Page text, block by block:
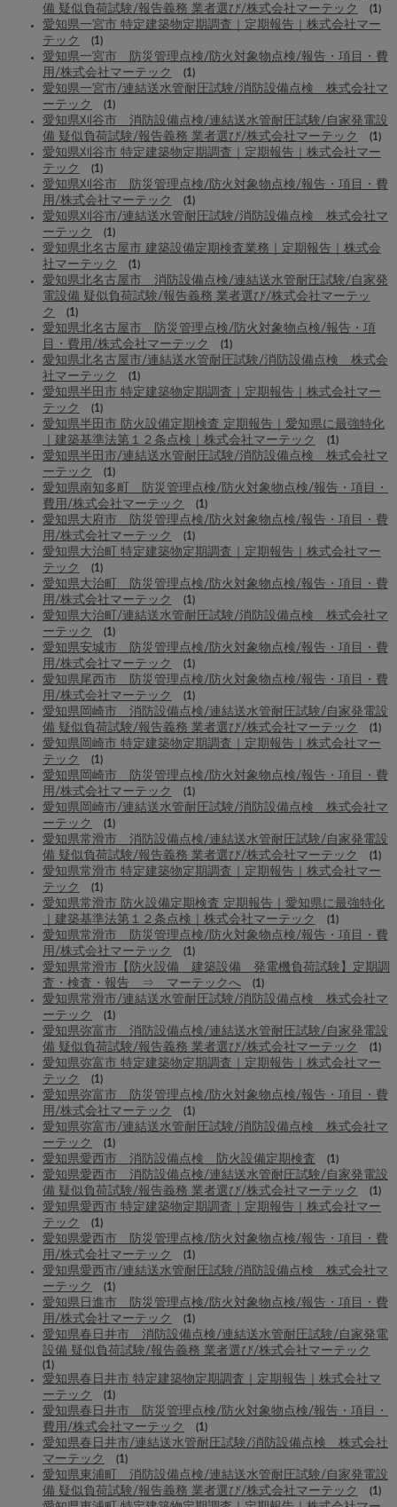
備 疑似負荷試験/報告義務 業者選び/株式会社マーテック
(1)
愛知県一宮市 特定建築物定期調査｜定期報告｜株式会社マー
テック
(1)
愛知県一宮市 防災管理点検/防火対象物点検/報告・項目・費
用/株式会社マーテック
(1)
愛知県一宮市/連結送水管耐圧試験/消防設備点検 株式会社マ
ーテック
(1)
愛知県刈谷市 消防設備点検/連結送水管耐圧試験/自家発電設
備 疑似負荷試験/報告義務 業者選び/株式会社マーテック
(1)
愛知県刈谷市 特定建築物定期調査｜定期報告｜株式会社マー
テック
(1)
愛知県刈谷市 防災管理点検/防火対象物点検/報告・項目・費
用/株式会社マーテック
(1)
愛知県刈谷市/連結送水管耐圧試験/消防設備点検 株式会社マ
ーテック
(1)
愛知県北名古屋市 建築設備定期検査業務｜定期報告｜株式会
社マーテック
(1)
愛知県北名古屋市 消防設備点検/連結送水管耐圧試験/自家発
電設備 疑似負荷試験/報告義務 業者選び/株式会社マーテッ
ク
(1)
愛知県北名古屋市 防災管理点検/防火対象物点検/報告・項
目・費用/株式会社マーテック
(1)
愛知県北名古屋市/連結送水管耐圧試験/消防設備点検 株式会
社マーテック
(1)
愛知県半田市 特定建築物定期調査｜定期報告｜株式会社マー
テック
(1)
愛知県半田市 防火設備定期検査 定期報告｜愛知県に最強特化
｜建築基準法第１２条点検｜株式会社マーテック
(1)
愛知県半田市/連結送水管耐圧試験/消防設備点検 株式会社マ
ーテック
(1)
愛知県南知多町 防災管理点検/防火対象物点検/報告・項目・
費用/株式会社マーテック
(1)
愛知県大府市 防災管理点検/防火対象物点検/報告・項目・費
用/株式会社マーテック
(1)
愛知県大治町 特定建築物定期調査｜定期報告｜株式会社マー
テック
(1)
愛知県大治町 防災管理点検/防火対象物点検/報告・項目・費
用/株式会社マーテック
(1)
愛知県大治町/連結送水管耐圧試験/消防設備点検 株式会社マ
ーテック
(1)
愛知県安城市 防災管理点検/防火対象物点検/報告・項目・費
用/株式会社マーテック
(1)
愛知県尾西市 防災管理点検/防火対象物点検/報告・項目・費
用/株式会社マーテック
(1)
愛知県岡崎市 消防設備点検/連結送水管耐圧試験/自家発電設
備 疑似負荷試験/報告義務 業者選び/株式会社マーテック
(1)
愛知県岡崎市 特定建築物定期調査｜定期報告｜株式会社マー
テック
(1)
愛知県岡崎市 防災管理点検/防火対象物点検/報告・項目・費
用/株式会社マーテック
(1)
愛知県岡崎市/連結送水管耐圧試験/消防設備点検 株式会社マ
ーテック
(1)
愛知県常滑市 消防設備点検/連結送水管耐圧試験/自家発電設
備 疑似負荷試験/報告義務 業者選び/株式会社マーテック
(1)
愛知県常滑市 特定建築物定期調査｜定期報告｜株式会社マー
テック
(1)
愛知県常滑市 防火設備定期検査 定期報告｜愛知県に最強特化
｜建築基準法第１２条点検｜株式会社マーテック
(1)
愛知県常滑市 防災管理点検/防火対象物点検/報告・項目・費
用/株式会社マーテック
(1)
愛知県常滑市【防火設備 建築設備 発電機負荷試験】定期調
査・検査・報告 ⇒ マーテックへ
(1)
愛知県常滑市/連結送水管耐圧試験/消防設備点検 株式会社マ
ーテック
(1)
愛知県弥富市 消防設備点検/連結送水管耐圧試験/自家発電設
備 疑似負荷試験/報告義務 業者選び/株式会社マーテック
(1)
愛知県弥富市 特定建築物定期調査｜定期報告｜株式会社マー
テック
(1)
愛知県弥富市 防災管理点検/防火対象物点検/報告・項目・費
用/株式会社マーテック
(1)
愛知県弥富市/連結送水管耐圧試験/消防設備点検 株式会社マ
ーテック
(1)
愛知県愛西市 消防設備点検 防火設備定期検査 (1)
愛知県愛西市 消防設備点検/連結送水管耐圧試験/自家発電設
備 疑似負荷試験/報告義務 業者選び/株式会社マーテック
(1)
愛知県愛西市 特定建築物定期調査｜定期報告｜株式会社マー
テック
(1)
愛知県愛西市 防災管理点検/防火対象物点検/報告・項目・費
用/株式会社マーテック
(1)
愛知県愛西市/連結送水管耐圧試験/消防設備点検 株式会社マ
ーテック
(1)
愛知県日進市 防災管理点検/防火対象物点検/報告・項目・費
用/株式会社マーテック
(1)
愛知県春日井市 消防設備点検/連結送水管耐圧試験/自家発電
設備 疑似負荷試験/報告義務 業者選び/株式会社マーテック
(1)
愛知県春日井市 特定建築物定期調査｜定期報告｜株式会社マ
ーテック
(1)
愛知県春日井市 防災管理点検/防火対象物点検/報告・項目・
費用/株式会社マーテック
(1)
愛知県春日井市/連結送水管耐圧試験/消防設備点検 株式会社
マーテック
(1)
愛知県東浦町 消防設備点検/連結送水管耐圧試験/自家発電設
備 疑似負荷試験/報告義務 業者選び/株式会社マーテック
(1)